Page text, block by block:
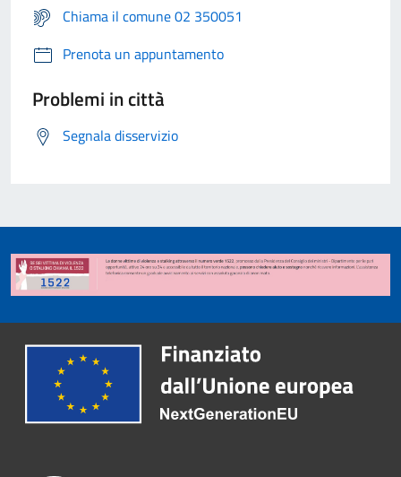
Chiama il comune 02 350051
Prenota un appuntamento
Problemi in città
Segnala disservizio